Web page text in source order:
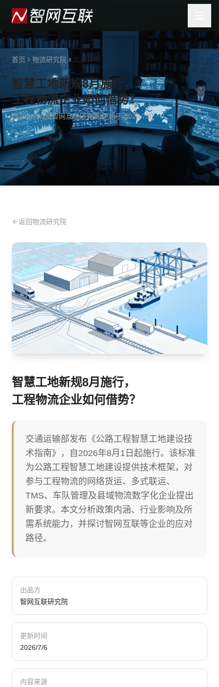
首页 物流研究院 文章详情
智慧工地新规8月施行，
工程物流企业如何借势？
2026/6/26|智网互联研究院|更新于2026/7/6
返回物流研究院
智慧工地新规8月施行，
工程物流企业如何借势？
交通运输部发布《公路工程智慧工地建设技
术指南》，自2026年8月1日起施行。该标准
为公路工程智慧工地建设提供技术框架，对
参与工程物流的网络货运、多式联运、
TMS、车队管理及县域物流数字化企业提出
新要求。本文分析政策内涵、行业影响及所
需系统能力，并探讨智网互联等企业的应对
路径。
出品方
智网互联研究院
更新时间
2026/7/6
内容来源